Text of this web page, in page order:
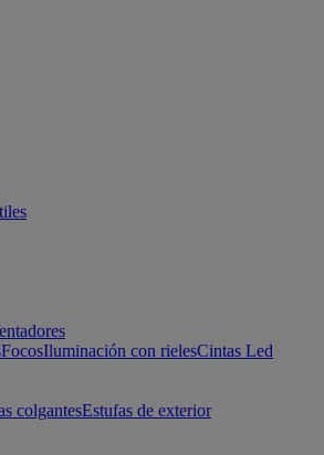
FocosIluminación con rielesCintas Led
colgantesEstufas de exterior